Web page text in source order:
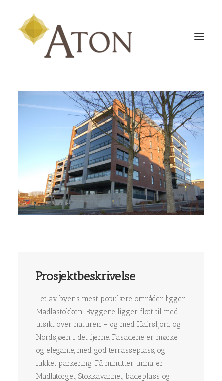
Prosjektbeskrivelse
I et av byens mest populære områder ligger
Madlastokken. Byggene ligger flott til med
utsikt over naturen – og med Hafrsfjord og
Nordsjøen i det fjerne. Fasadene er mørke
og elegante, med god terrasseplass, og
lukket parkering. Få minutter unna er
Madlatorget, Stokkavannet, badeplass og